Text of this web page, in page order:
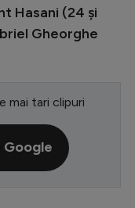
Hasani (24 și
Gheorghe
mai tari clipuri
Google